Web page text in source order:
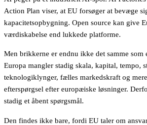
Action Plan viser, at EU forsøger at bevæge
kapacitetsopbygning. Open source kan give
værdiskabelse end lukkede platforme.
Men brikkerne er endnu ikke det samme som
Europa mangler stadig skala, kapital, tempo,
teknologiklynger, fælles markedskraft og
efterspørgsel efter europæiske løsninger.
stadig et åbent spørgsmål.
Den findes ikke bare, fordi EU taler om